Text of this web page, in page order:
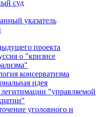
суд
указатель
проекта
о "кризисе
консерватизма
идея
"управляемой
уголовного и